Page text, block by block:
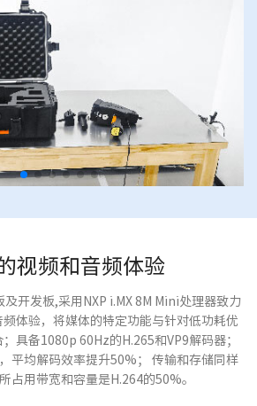
视频和音频体验
及开发板,采用NXP i.MX 8M Mini处理器致力
体验，将媒体的特定功能与针对低功耗优
具备1080p 60Hz的H.265和VP9解码器；
平均解码效率提升50%； 传输和存储同样
占用带宽和容量是H.264的50%。